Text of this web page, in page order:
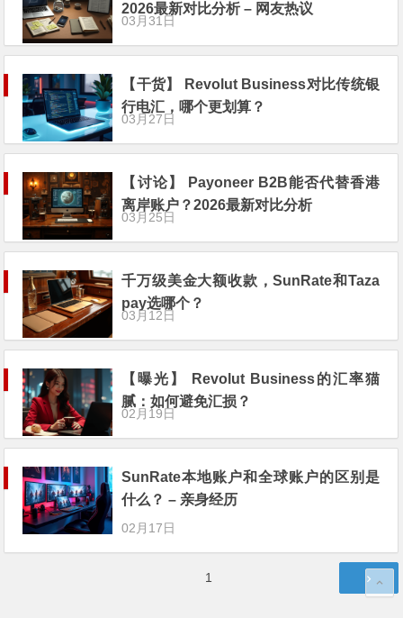
2026最新对比分析 – 网友热议
03月31日
【干货】 Revolut Business对比传统银
行电汇，哪个更划算？
03月27日
【讨论】 Payoneer B2B能否代替香港
离岸账户？2026最新对比分析
03月25日
千万级美金大额收款，SunRate和Taza
pay选哪个？
03月12日
【曝光】 Revolut Business的汇率猫
腻：如何避免汇损？
02月19日
SunRate本地账户和全球账户的区别是
什么？ – 亲身经历
02月17日
1